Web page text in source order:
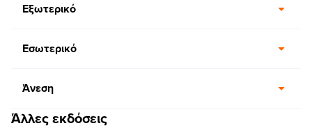
Εξωτερικό
Εσωτερικό
Άνεση
Άλλες εκδόσεις